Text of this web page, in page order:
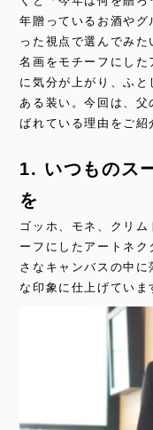
年贈っているお酒や
った視点で選んでみた
名画をモチーフにし
に気分が上がり、ふ
ある装い。今回は、
ばれている理由をご紹
1. いつものス
を
ゴッホ、モネ、クリ
ーフにしたアートネ
さなキャンバスの中
な印象に仕上げていま